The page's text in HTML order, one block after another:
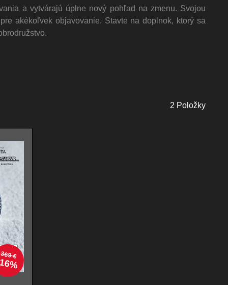
a vytvárajú úplne nový pohľad na zmenu. Svojou
akékoľvek objavovanie. Stavte na doplnok, ktorý sa
2 Položky
369 €